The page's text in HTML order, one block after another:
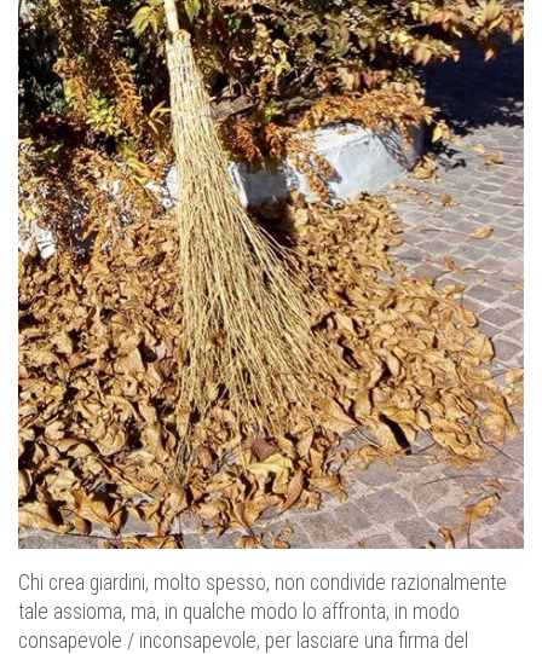
Chi crea giardini, molto spesso, non condivide razionalmente
tale assioma, ma, in qualche modo lo affronta, in modo
consapevole / inconsapevole, per lasciare una firma del